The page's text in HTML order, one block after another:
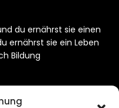
du ernährst sie einen
ernährst sie ein Leben
Bildung